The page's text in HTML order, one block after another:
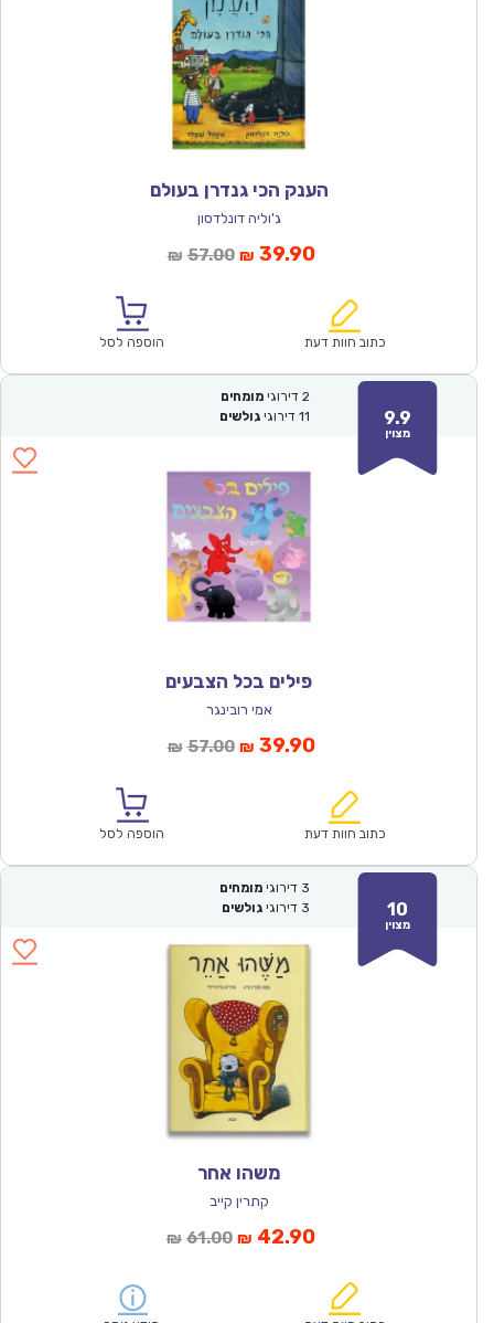
הענק הכי גנדרן בעולם
ג'וליה דונלדסון
₪ 57.00המחיר
₪57.00.
₪ 39.90המחיר
הוא:
כתוב חוות דעת הוספה לסל
9.9
מצוין
2 דירוגי מומחים
11 דירוגי גולשים
פילים בכל הצבעים
אמי רובינגר
₪ 57.00המחיר
₪57.00.
₪ 39.90המחיר
הוא:
כתוב חוות דעת הוספה לסל
10
מצוין
3 דירוגי מומחים
3 דירוגי גולשים
משהו אחר
קתרין קייב
₪ 61.00המחיר
₪ 42.90המחיר
הוא: